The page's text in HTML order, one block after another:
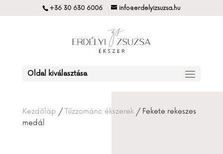
+36 30 630 6006 info@erdelyizsuzsa.hu
Oldal kiválasztása
Kezdőlap / Tűzzománc ékszerek/ Fekete rekeszes
medál